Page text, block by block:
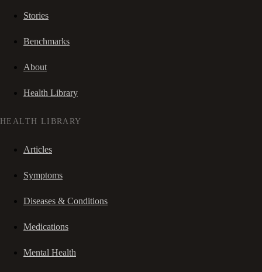
Stories
Benchmarks
About
Health Library
HEALTH LIBRARY
Articles
Symptoms
Diseases & Conditions
Medications
Mental Health